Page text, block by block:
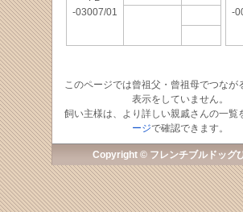
-03007/01
-
このページでは曾祖父・曾祖母でつなが
表示をしていません。
飼い主様は、より詳しい親戚さんの一覧
ージで確認できます。
Copyright © フレンチブルドッグ